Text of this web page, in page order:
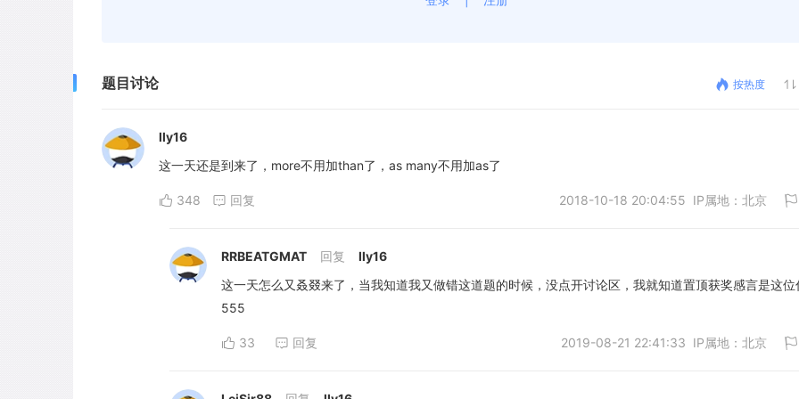
题目讨论 按热度
lly16
这一天还是到来了，more不用加than了，as many不用加as了
348 回复 2018-10-18 20:04:55 IP属地：北京
RRBEATGMAT 回复
lly16
这一天怎么又叒叕来了，当我知道我又做错这道题的时候，没点开讨论区，我就知道置顶获奖感言是这位
555
33 回复 2019-08-21 22:41:33 IP属地：北京